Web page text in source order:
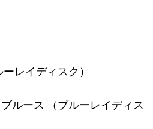
レイディスク）
ルース （ブルーレイディス